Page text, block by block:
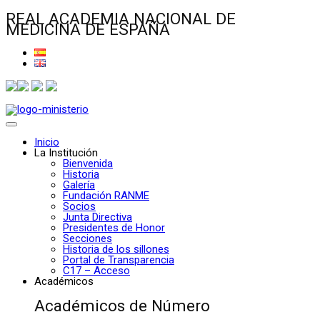
REAL ACADEMIA NACIONAL DE
MEDICINA DE ESPAÑA
Inicio
La Institución
Bienvenida
Historia
Galería
Fundación RANME
Socios
Junta Directiva
Presidentes de Honor
Secciones
Historia de los sillones
Portal de Transparencia
C17 – Acceso
Académicos
Académicos de Número